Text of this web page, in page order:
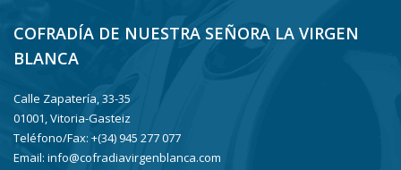
COFRADÍA DE NUESTRA SEÑORA LA VIRGEN
BLANCA
Calle Zapatería, 33-35
01001, Vitoria-Gasteiz
Teléfono/Fax: +(34) 945 277 077
Email: info@cofradiavirgenblanca.com